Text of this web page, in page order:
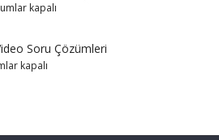
kapalı
Soru Çözümleri
kapalı